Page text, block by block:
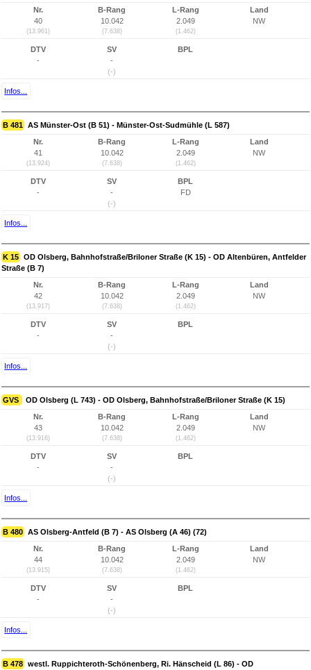
Nr.
40
(13.961)
B-Rang
10.042
(7.638)
L-Rang
2.049
(1.462)
Land
NW
DTV
-
SV
-
(-)
BPL
Infos...
B 481 AS Münster-Ost (B 51) - Münster-Ost-Sudmühle (L 587)
Nr.
41
(13.924)
B-Rang
10.042
(7.638)
L-Rang
2.049
(1.462)
Land
NW
DTV
-
SV
-
(-)
BPL
FD
Infos...
K 15 OD Olsberg, Bahnhofstraße/Briloner Straße (K 15) - OD Altenbüren, Antfelder
Straße (B 7)
Nr.
42
(13.917)
B-Rang
10.042
(7.638)
L-Rang
2.049
(1.462)
Land
NW
DTV
-
SV
-
(-)
BPL
Infos...
GVS OD Olsberg (L 743) - OD Olsberg, Bahnhofstraße/Briloner Straße (K 15)
Nr.
43
(13.916)
B-Rang
10.042
(7.638)
L-Rang
2.049
(1.462)
Land
NW
DTV
-
SV
-
(-)
BPL
Infos...
B 480 AS Olsberg-Antfeld (B 7) - AS Olsberg (A 46) (72)
Nr.
44
(13.915)
B-Rang
10.042
(7.638)
L-Rang
2.049
(1.462)
Land
NW
DTV
-
SV
-
(-)
BPL
Infos...
B 478 westl. Ruppichteroth-Schönenberg, Ri. Hänscheid (L 86) - OD